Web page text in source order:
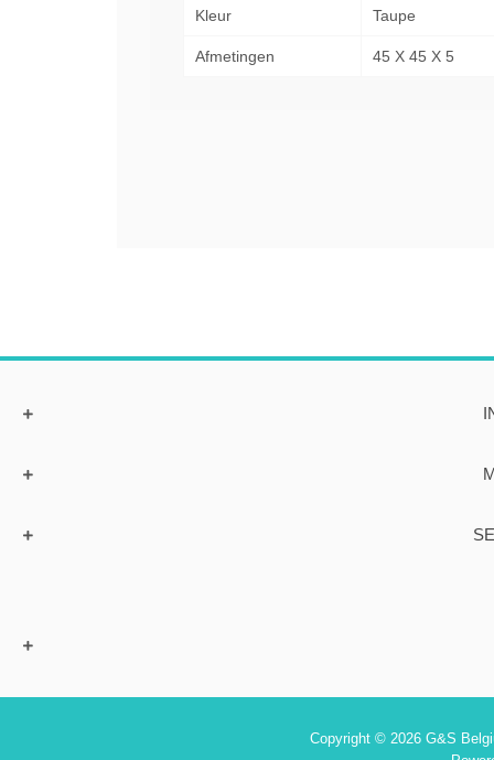
Kleur Taupe
Afmetingen 45 X 45 X 5
Copyright © 2026 G&S